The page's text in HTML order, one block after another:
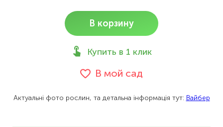
В корзину
Купить в 1 клик
В мой сад
Актуальні фото рослин, та детальна інформація тут: Вайбер